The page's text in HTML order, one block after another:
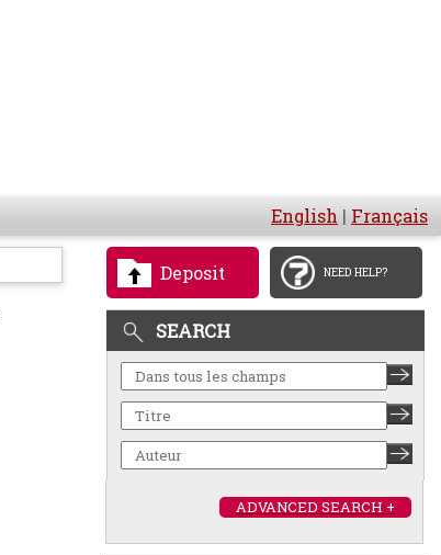
English | Français
Deposit NEED HELP?
SEARCH
ADVANCED SEARCH +